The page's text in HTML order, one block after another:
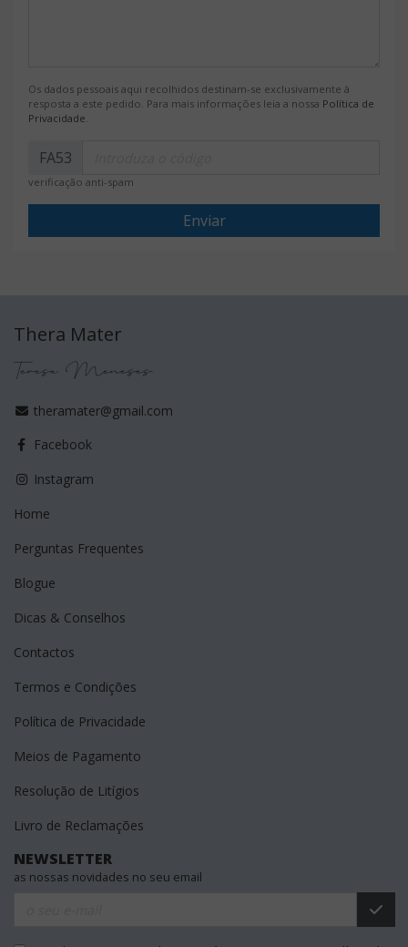
Os dados pessoais aqui recolhidos destinam-se exclusivamente à
resposta a este pedido. Para mais informações leia a nossa Política de
Privacidade
FA53
verificação anti-spam
Enviar
Thera Mater
Teresa Meneses
theramater@gmail.com
Facebook
Instagram
Home
Perguntas Frequentes
Blogue
Dicas & Conselhos
Contactos
Termos e Condições
Política de Privacidade
Meios de Pagamento
Resolução de Litígios
Livro de Reclamações
NEWSLETTER
as nossas novidades no seu email